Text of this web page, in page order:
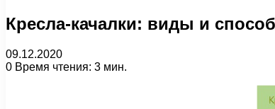
Кресла-качалки: виды и
09.12.2020
0 Время чтения: 3 мин.